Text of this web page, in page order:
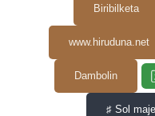
Biribilketa
www.hiruduna.net
Dambolin
♯ Sol